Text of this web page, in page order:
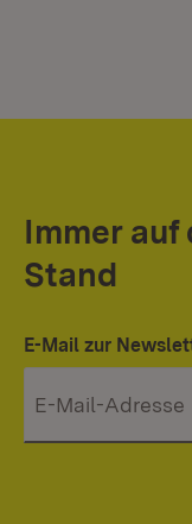
Immer auf
Stand
E-Mail zur